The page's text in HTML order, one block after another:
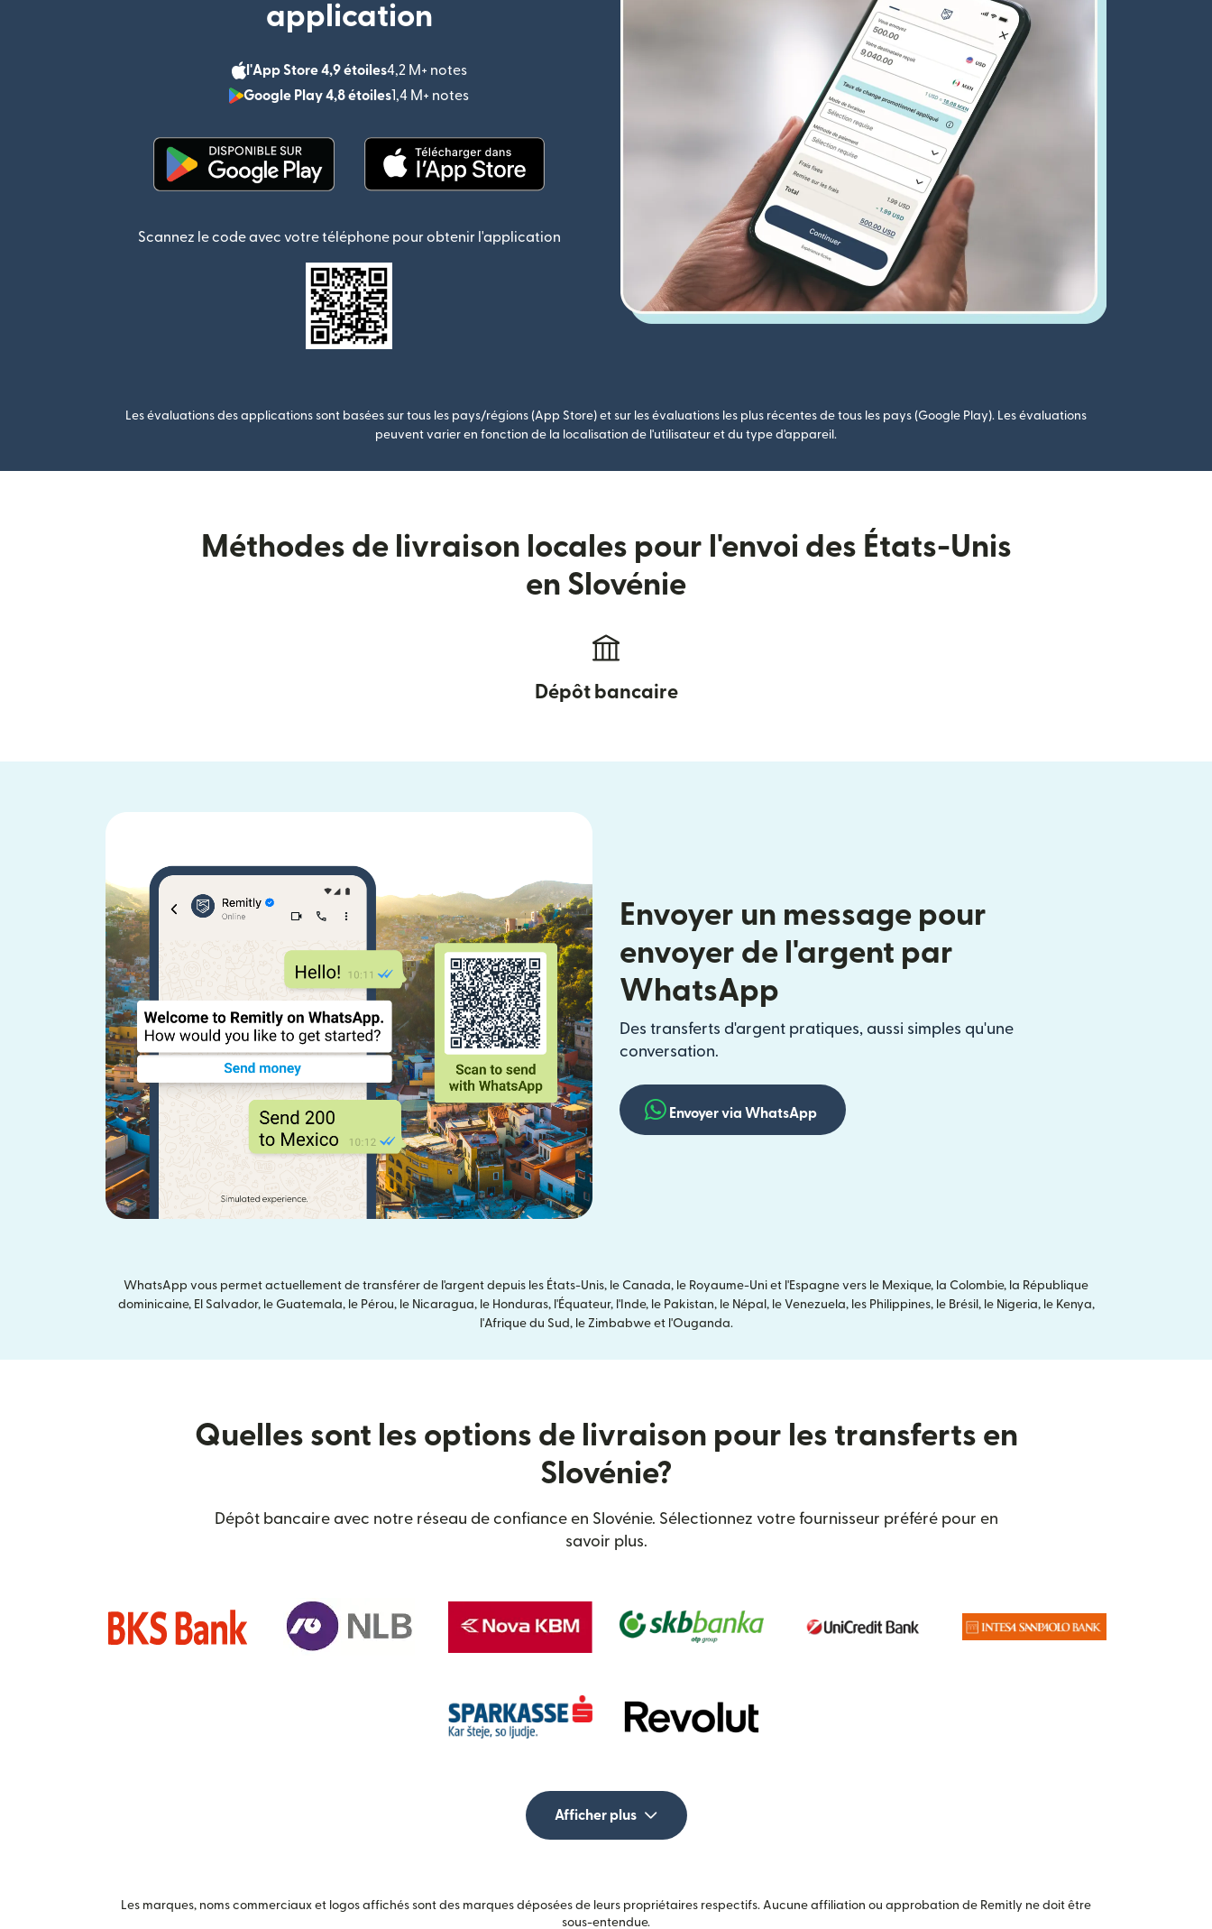
application
l'App Store 4,9 étoiles4,2 M+ notes
(s'ouvre dans une nouvelle fenêtre)
Google Play 4,8 étoiles1,4 M+ notes
Scannez le code avec votre téléphone pour obtenir l'application
Les évaluations des applications sont basées sur tous les pays/régions (App Store) et sur les évaluations les plus récentes de tous les pays (Google Play). Les évaluations
peuvent varier en fonction de la localisation de l'utilisateur et du type d'appareil.
Méthodes de livraison locales pour l'envoi des États-Unis
en Slovénie
Dépôt bancaire
Envoyer un message pour
envoyer de l'argent par
WhatsApp
Des transferts d'argent pratiques, aussi simples qu'une
conversation.
Envoyer via WhatsApp
WhatsApp vous permet actuellement de transférer de l'argent depuis les États-Unis, le Canada, le Royaume-Uni et l'Espagne vers le Mexique, la Colombie, la République
dominicaine, El Salvador, le Guatemala, le Pérou, le Nicaragua, le Honduras, l'Équateur, l'Inde, le Pakistan, le Népal, le Venezuela, les Philippines, le Brésil, le Nigeria, le Kenya,
l'Afrique du Sud, le Zimbabwe et l'Ouganda.
Quelles sont les options de livraison pour les transferts en
Slovénie?
Dépôt bancaire avec notre réseau de confiance en Slovénie. Sélectionnez votre fournisseur préféré pour en
savoir plus.
Afficher plus
Les marques, noms commerciaux et logos affichés sont des marques déposées de leurs propriétaires respectifs. Aucune affiliation ou approbation de Remitly ne doit être
sous-entendue.